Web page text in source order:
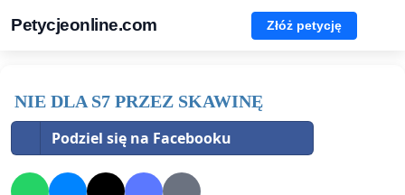
Petycjeonline.com Złóż petycję
NIE DLA S7 PRZEZ SKAWINĘ
Podziel się na Facebooku